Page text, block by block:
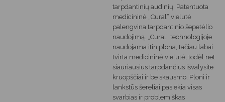
tarpdantinių audinių. Patentuota
medicininė „Cural“ vielutė
palengvina tarpdantinio šepetėlio
naudojimą. „Cural“ technologijoje
naudojama itin plona, tačiau labai
tvirta medicininė vielutė, todėl net
siauriausius tarpdančius išvalysite
kruopščiai ir be skausmo. Ploni ir
lankstūs šereliai pasiekia visas
svarbias ir problemiškas